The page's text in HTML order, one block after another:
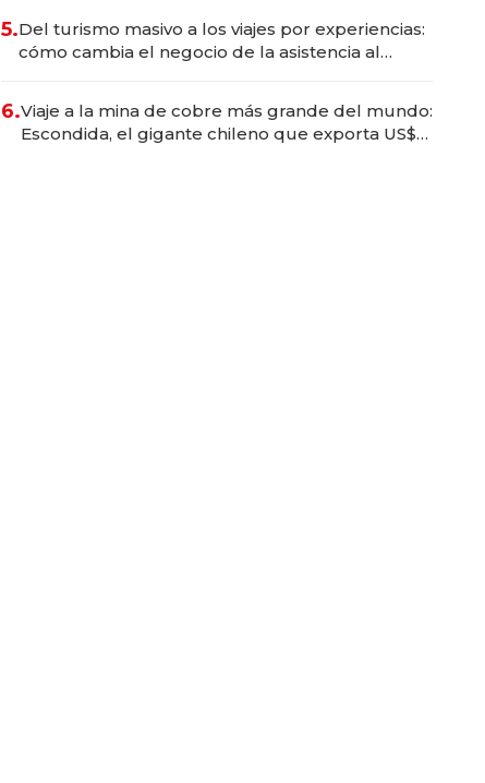
5.Del turismo masivo a los viajes por experiencias:
cómo cambia el negocio de la asistencia al
6.Viaje a la mina de cobre más grande del mundo:
Escondida, el gigante chileno que exporta US$